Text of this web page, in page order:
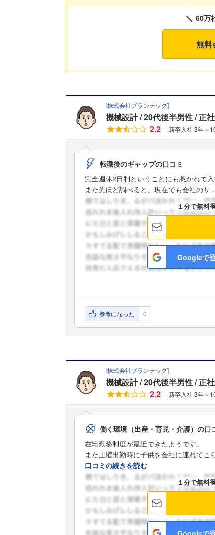
60万
無料
[株式会社プランテック]
機械設計 20代後半男性 正
2.2
新卒入社 3年～
転職後のギャップの口コミ
完全週休2日制ということにも惹かれて
また先ほど調べると、現在でも会社のサ
１分で無料
Googleで
参考になった 0
[株式会社プランテック]
機械設計 20代後半男性 正
2.2
新卒入社 3年～
働く環境（出産・育児・介護）の口
在宅勤務制度が最近できたようです。
また土曜出勤時に子供を会社に連れて
口コミの続きを読む
１分で無料
Googleで